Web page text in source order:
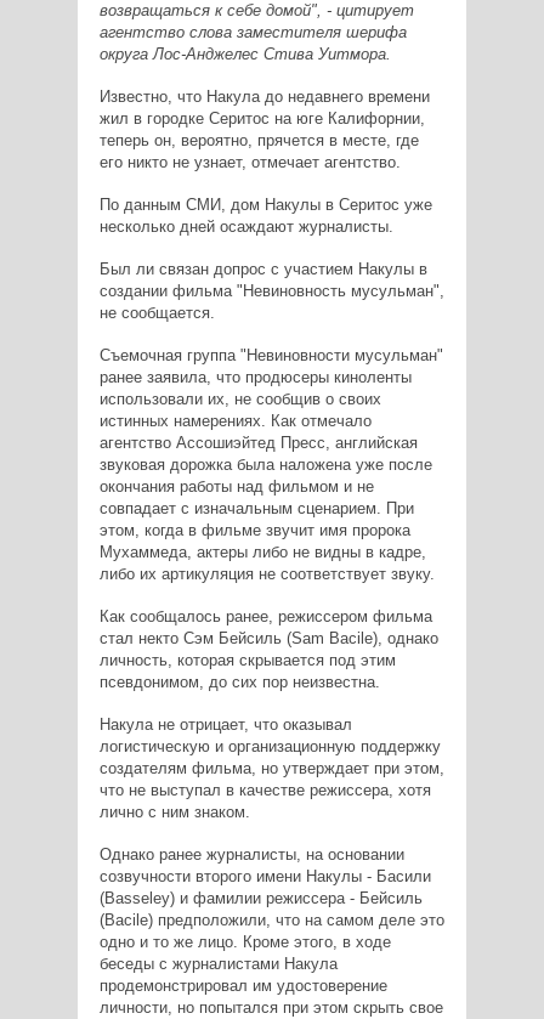
возвращаться к себе домой", - цитирует
агентство слова заместителя шерифа
округа Лос-Анджелес Стива Уитмора.
Известно, что Накула до недавнего времени
жил в городке Серитос на юге Калифорнии,
теперь он, вероятно, прячется в месте, где
его никто не узнает, отмечает агентство.
По данным СМИ, дом Накулы в Серитос уже
несколько дней осаждают журналисты.
Был ли связан допрос с участием Накулы в
создании фильма "Невиновность мусульман",
не сообщается.
Съемочная группа "Невиновности мусульман"
ранее заявила, что продюсеры киноленты
использовали их, не сообщив о своих
истинных намерениях. Как отмечало
агентство Ассошиэйтед Пресс, английская
звуковая дорожка была наложена уже после
окончания работы над фильмом и не
совпадает с изначальным сценарием. При
этом, когда в фильме звучит имя пророка
Мухаммеда, актеры либо не видны в кадре,
либо их артикуляция не соответствует звуку.
Как сообщалось ранее, режиссером фильма
стал некто Сэм Бейсиль (Sam Bacile), однако
личность, которая скрывается под этим
псевдонимом, до сих пор неизвестна.
Накула не отрицает, что оказывал
логистическую и организационную поддержку
создателям фильма, но утверждает при этом,
что не выступал в качестве режиссера, хотя
лично с ним знаком.
Однако ранее журналисты, на основании
созвучности второго имени Накулы - Басили
(Basseley) и фамилии режиссера - Бейсиль
(Bacile) предположили, что на самом деле это
одно и то же лицо. Кроме этого, в ходе
беседы с журналистами Накула
продемонстрировал им удостоверение
личности, но попытался при этом скрыть свое